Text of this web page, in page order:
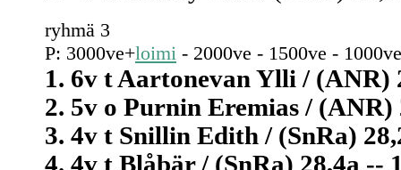
ryhmä 3
P: 3000ve+loimi - 2000ve - 1500ve -
1. 6v t Aartonevan Ylli / (ANR)
2. 5v o Purnin Eremias / (ANR)
3. 4v t Snillin Edith / (SnRa)
4. 4v t Blåbär / (SnRa) 28,4a --